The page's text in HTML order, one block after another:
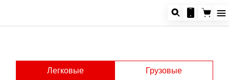
Легковые Грузовые